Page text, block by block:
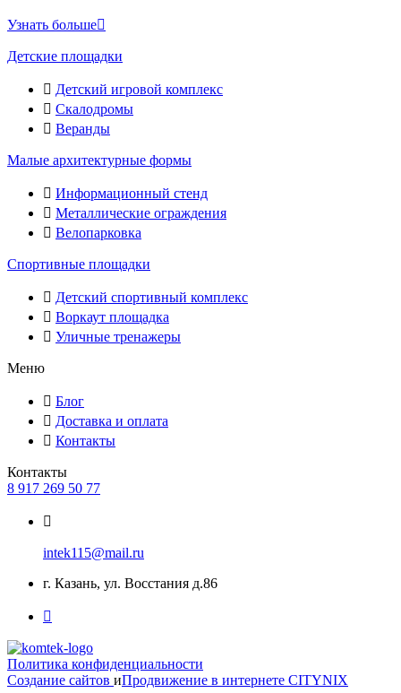
Узнать больше
Детские площадки
Детский игровой комплекс
Скалодромы
Веранды
Малые архитектурные формы
Информационный стенд
Металлические ограждения
Велопарковка
Спортивные площадки
Детский спортивный комплекс
Воркаут площадка
Уличные тренажеры
Меню
Блог
Доставка и оплата
Контакты
Контакты
8 917 269 50 77
intek115@mail.ru
г. Казань, ул. Восстания д.86
Политика конфиденциальности
Создание сайтов иПродвижение в интернете CITYNIX